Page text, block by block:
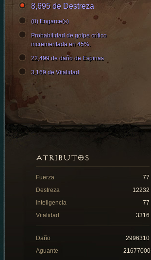
8,695 de Destreza
(0) Engarce(s)
Probabilidad de golpe crítico
incrementada en 45%.
22,499 de daño de Espinas
3,169 de Vitalidad
ATRIBUTOS
Fuerza
77
Destreza
12232
Inteligencia
77
Vitalidad
3316
Daño
2996310
Aguante
21677000